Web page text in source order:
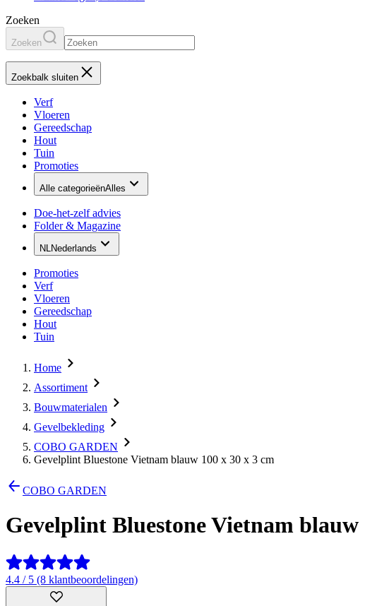
Zoeken
Zoeken
Zoekbalk sluiten
Verf
Vloeren
Gereedschap
Hout
Tuin
Promoties
Alle categorieënAlles
Doe-het-zelf advies
Folder & Magazine
NLNederlands
Promoties
Verf
Vloeren
Gereedschap
Hout
Tuin
Home
Assortiment
Bouwmaterialen
Gevelbekleding
COBO GARDEN
Gevelplint Bluestone Vietnam blauw 100 x 30 x 3 cm
COBO GARDEN
Gevelplint Bluestone Vietnam blauw
4.4 / 5 (8 klantbeoordelingen)